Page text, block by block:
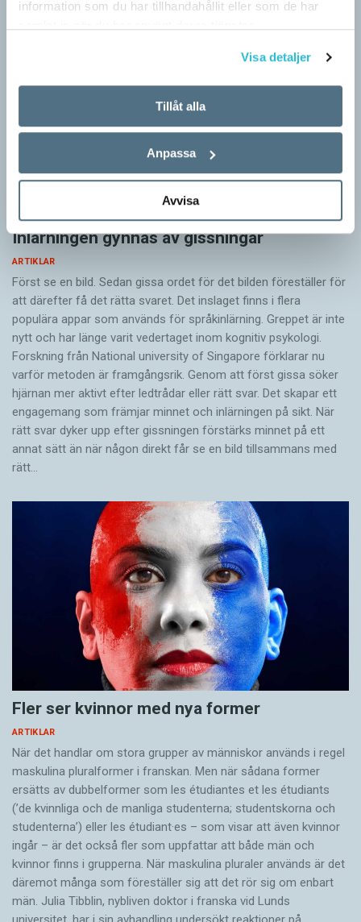
information som du har tillhandahållit eller som de har
Visa detaljer
Tillåt alla
Anpassa
Avvisa
Inlärningen gynnas av gissningar
ARTIKLAR
Först se en bild. Sedan gissa ordet för det bilden föreställer för
att därefter få det rätta svaret. Det inslaget finns i flera
populära appar som används för språkinlärning. Greppet är inte
nytt och har länge varit vedertaget inom kognitiv psykologi.
Forskning från National university of Singa­pore förklarar nu
varför metoden är framgångsrik. Genom att först gissa ­söker
hjärnan mer aktivt ­efter ledtrådar eller rätt svar. Det skapar ett
engagemang som främjar minnet och inlärningen på sikt. När
rätt svar dyker upp efter gissningen förstärks minnet på ett
annat sätt än när någon direkt får se en bild tillsammans med
rätt…
Fler ser kvinnor med nya former
ARTIKLAR
När det handlar om stora grupper av människor används i regel
maskulina pluralformer i franskan. Men när sådana ­former
ersätts av dubbel­former som les étudiantes et les étudiants
(’de kvinnliga och de manliga studenterna; studentskorna och
studenterna’) eller les étudiant·es – som visar att även kvinnor
ingår – är det också fler som uppfattar att både män och
kvinnor finns i grupperna. När maskulina pluraler används är det
där­emot många som föreställer sig att det rör sig om enbart
män. Julia Tibblin, nybliven doktor i franska vid Lunds